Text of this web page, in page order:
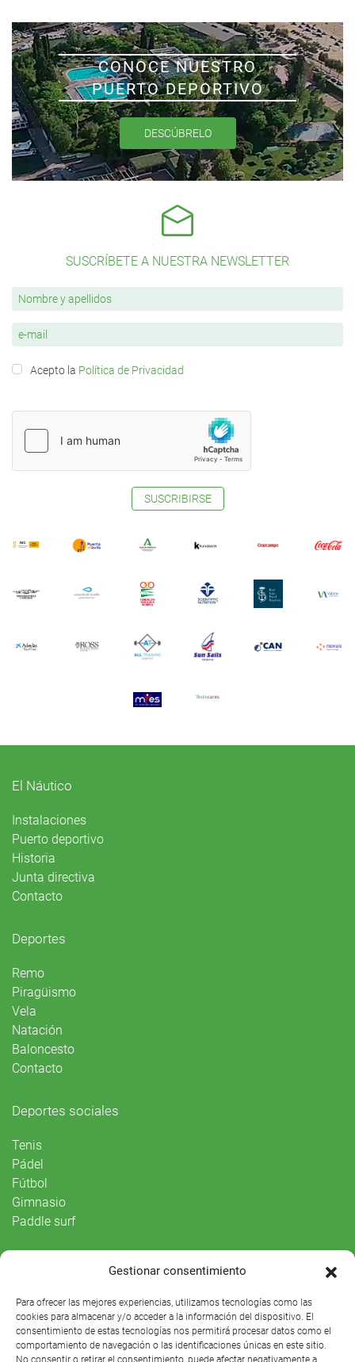
Gestionar consentimiento
Para ofrecer las mejores experiencias, utilizamos tecnologías como las
cookies para almacenar y/o acceder a la información del dispositivo. El
consentimiento de estas tecnologías nos permitirá procesar datos como el
comportamiento de navegación o las identificaciones únicas en este sitio.
No consentir o retirar el consentimiento, puede afectar negativamente a
CONOCE NUESTRO
PUERTO DEPORTIVO
DESCÚBRELO
SUSCRÍBETE A NUESTRA NEWSLETTER
Acepto la Política de Privacidad
SUSCRIBIRSE
El Náutico
Instalaciones
Puerto deportivo
Historia
Junta directiva
Contacto
Deportes
Remo
Piragüismo
Vela
Natación
Baloncesto
Contacto
Deportes sociales
Tenis
Pádel
Fútbol
Gimnasio
Paddle surf
Agenda